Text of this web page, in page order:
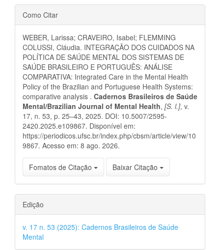
Detalhes
do
artigo
Como Citar
WEBER, Larissa; CRAVEIRO, Isabel; FLEMMING
COLUSSI, Cláudia. INTEGRAÇÃO DOS CUIDADOS NA
POLÍTICA DE SAÚDE MENTAL DOS SISTEMAS DE
SAÚDE BRASILEIRO E PORTUGUÊS: ANÁLISE
COMPARATIVA: Integrated Care in the Mental Health
Policy of the Brazilian and Portuguese Health Systems:
comparative analysis . Cadernos Brasileiros de Saúde
Mental/Brazilian Journal of Mental Health, [S. l.], v.
17, n. 53, p. 25–43, 2025. DOI: 10.5007/2595-
2420.2025.e109867. Disponível em:
https://periodicos.ufsc.br/index.php/cbsm/article/view/10
9867. Acesso em: 8 ago. 2026.
Fomatos de Citação Baixar Citação
Edição
v. 17 n. 53 (2025): Cadernos Brasileiros de Saúde
Mental